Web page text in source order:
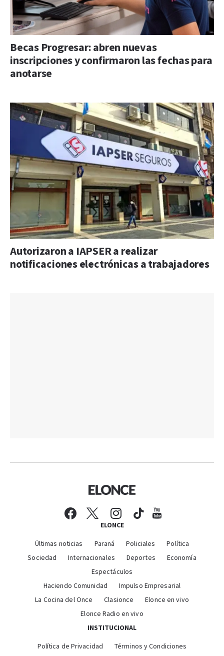
Becas Progresar: abren nuevas
inscripciones y confirmaron las fechas para
anotarse
Autorizaron a IAPSER a realizar
notificaciones electrónicas a trabajadores
ELONCE
Últimas noticias Paraná Policiales
Política
Sociedad
Internacionales Deportes
Economía
Espectáculos
Haciendo Comunidad
Impulso Empresarial
La Cocina del Once
Clasionce
Elonce en vivo
Elonce Radio en vivo
INSTITUCIONAL
Política de Privacidad
Términos y Condiciones